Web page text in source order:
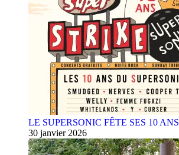
LE SUPERSONIC FÊTE SES 10 ANS
30 janvier 2026